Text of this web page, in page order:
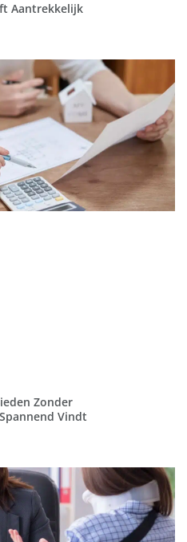
Aantrekkelijk
Zonder
Vindt